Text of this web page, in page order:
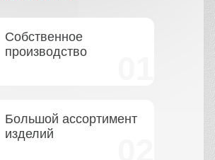
Собственное
производство
Большой ассортимент
изделий